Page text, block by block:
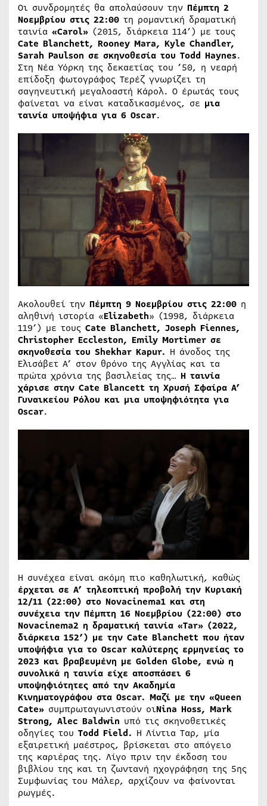
Οι συνδρομητές θα απολαύσουν την Πέμπτη 2
Νοεμβρίου στις 22:00 τη ρομαντική δραματική
ταινία «Carol» (2015, διάρκεια 114’) με τους
Cate Blanchett, Rooney Mara, Kyle Chandler,
Sarah Paulson σε σκηνοθεσία του Todd Haynes.
Στη Νέα Υόρκη της δεκαετίας του ’50, η νεαρή
επίδοξη φωτογράφος Τερέζ γνωρίζει τη
σαγηνευτική μεγαλοαστή Κάρολ. Ο έρωτάς τους
φαίνεται να είναι καταδικασμένος, σε μια
ταινία υποψήφια για 6 Oscar.
Ακολουθεί την Πέμπτη 9 Νοεμβρίου στις 22:00 η
αληθινή ιστορία «Elizabeth» (1998, διάρκεια
119’) με τους Cate Blanchett, Joseph Fiennes,
Christopher Eccleston, Emily Mortimer σε
σκηνοθεσία του Shekhar Kapur. Η άνοδος της
Ελισάβετ Α’ στον θρόνο της Αγγλίας και τα
πρώτα χρόνια της βασιλείας της… Η ταινία
χάρισε στην Cate Blancett τη Χρυσή Σφαίρα Α’
Γυναικείου Ρόλου και μια υποψηφιότητα για
Oscar.
Η συνέχεα είναι ακόμη πιο καθηλωτική, καθώς
έρχεται σε Α’ τηλεοπτική προβολή την Κυριακή
12/11 (22:00) στο Novacinema1 και στη
συνέχεια την Πέμπτη 16 Νοεμβρίου (22:00) στο
Novacinema2 η δραματική ταινία «Tar» (2022,
διάρκεια 152’) με την Cate Blanchett που ήταν
υποψήφια για το Oscar καλύτερης ερμηνείας το
2023 και βραβευμένη με Golden Globe, ενώ η
συνολικά η ταινία είχε αποσπάσει 6
υποψηφιότητες από την Ακαδημία
Κινηματογράφου στα Oscar. Μαζί με την «Queen
Cate» συμπρωταγωνιστούν οιNina Hoss, Mark
Strong, Alec Baldwin υπό τις σκηνοθετικές
οδηγίες του Todd Field. Η Λίντια Ταρ, μία
εξαιρετική μαέστρος, βρίσκεται στο απόγειο
της καριέρας της. Λίγο πριν την έκδοση του
βιβλίου της και τη ζωντανή ηχογράφηση της 5ης
Συμφωνίας του Μάλερ, αρχίζουν να φαίνονται
ρωγμές.